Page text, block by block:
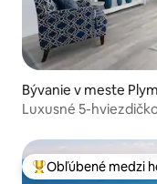
Bývanie v meste
Luxusné 5-
Najobľúbenejšie
Obľúbené medzi